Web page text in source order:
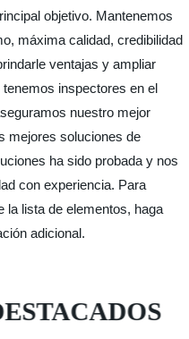
objetivo. Mantenemos
máxima calidad, credibilidad
ventajas y ampliar
inspectores en el
nuestro mejor
mejores soluciones de
ha sido probada y nos
con experiencia. Para
la lista de elementos, haga
adicional.